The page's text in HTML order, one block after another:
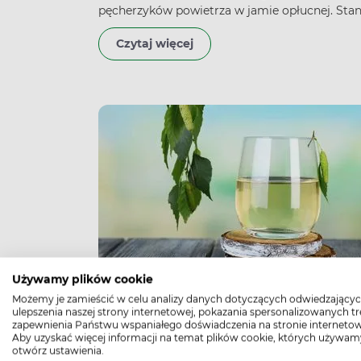
Używamy plików cookie
Możemy je zamieścić w celu analizy danych dotyczących
ulepszenia naszej strony internetowej, pokazania spersonalizowanych
zapewnienia Państwu wspaniałego doświadczenia na stronie
Aby uzyskać więcej informacji na temat plików cookie, których
otwórz ustawienia.
pęcherzyków powietrza w jamie opłucnej.
może być konsekwencją urazu klatki piersiowej,
może także wystąpić samoistnie – przyczyny i
rodzaje odmy opłucnowej są różne. Objawy to
wygląda leczenie odmy i jakie są rokowania.
Czytaj więcej
Woda brzozowa do picia i na
włosy – właściwości